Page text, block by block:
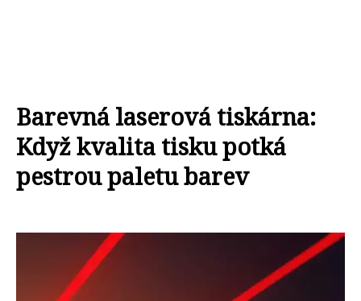
Barevná laserová tiskárna:
Když kvalita tisku potká
pestrou paletu barev